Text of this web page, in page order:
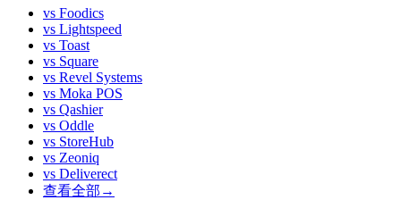
vs Foodics
vs Lightspeed
vs Toast
vs Square
vs Revel Systems
vs Moka POS
vs Qashier
vs Oddle
vs StoreHub
vs Zeoniq
vs Deliverect
查看全部 →